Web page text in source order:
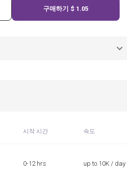
구매하기 $ 1.05
시작 시간 속도
0-12 hrs up to 10K / day